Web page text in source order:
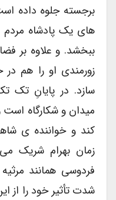
برجسته جلوه داده
های یک پادشاه مردم
ببخشد. و علاوه بر
زورمندی او را هم
سازد. در پایانِ تک
میدان و شکارگاه
کند و خواننده ی
زمان بهرام شریک می
فردوسی همانند
شدت تأثیر خود را از